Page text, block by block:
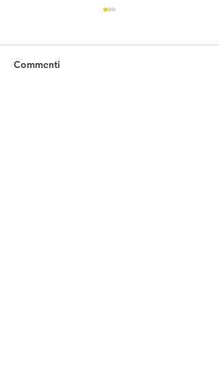
Commenti